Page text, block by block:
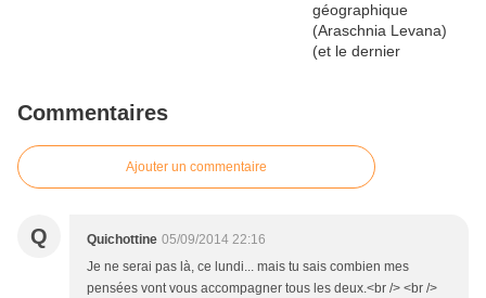
Commentaires
Ajouter un commentaire
Q Quichottine 05/09/2014 22:16
Je ne serai pas là, ce lundi... mais tu sais combien mes
pensées vont vous accompagner tous les deux.<br /> <br />